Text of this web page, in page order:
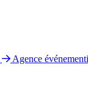
Agence